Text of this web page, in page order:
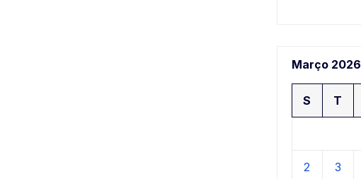
Março 2026
S T
2 3